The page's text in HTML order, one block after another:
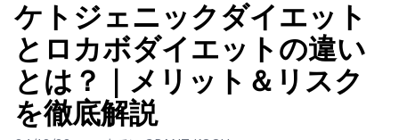
ケトジェニックダイエット
とロカボダイエットの違い
とは？｜メリット＆リスク
を徹底解説